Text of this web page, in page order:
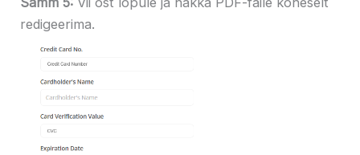
redigeerima.